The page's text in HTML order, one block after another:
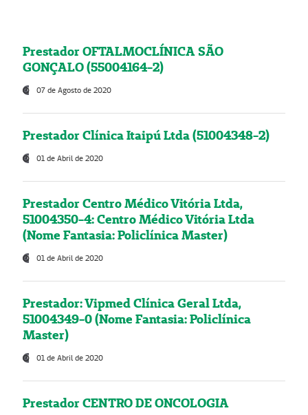
Prestador OFTALMOCLÍNICA SÃO
GONÇALO (55004164-2)
07 de Agosto de 2020
Prestador Clínica Itaipú Ltda (51004348-2)
01 de Abril de 2020
Prestador Centro Médico Vitória Ltda,
51004350-4: Centro Médico Vitória Ltda
(Nome Fantasia: Policlínica Master)
01 de Abril de 2020
Prestador: Vipmed Clínica Geral Ltda,
51004349-0 (Nome Fantasia: Policlínica
Master)
01 de Abril de 2020
Prestador CENTRO DE ONCOLOGIA